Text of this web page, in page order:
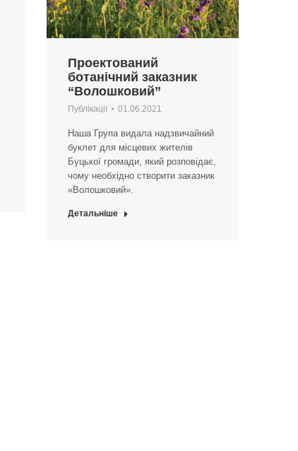
Проектований
ботанічний заказник
“Волошковий”
Публікації 01.06.2021
Наша Група видала надзвичайний
буклет для місцевих жителів
Буцької громади, який розповідає,
чому необхідно створити заказник
«Волошковий».
Детальніше